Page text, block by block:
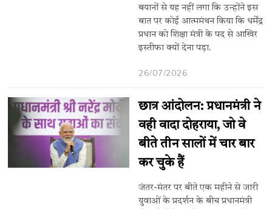
बयानों से यह नहीं लगा कि उन्होंने इस
बात पर कोई आत्ममंथन किया कि धर्मेंद्र
प्रधान को शिक्षा मंत्री के पद से आखिर
इस्तीफा क्यों देना पड़ा.
26/07/2026
छात्र आंदोलन: प्रधानमंत्री ने
वही वादा दोहराया, जो वे
बीते तीन सालों में चार बार
कर चुके हैं
जंतर-मंतर पर बीते एक महीने से जारी
युवाओं के प्रदर्शन के बीच प्रधानमंत्री